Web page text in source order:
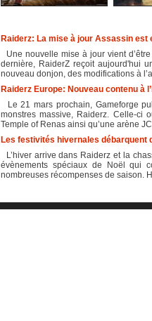
Raiderz: La mise à jour Assassin est
Une nouvelle mise à jour vient
dernière, RaiderZ reçoit aujourd'hui
nouveau donjon, des modifications à
Raiderz Europe: Nouveau contenu à
Le 21 mars prochain, Gameforge
monstres massive, Raiderz. Celle-ci
Temple of Renas ainsi qu’une arène
Les festivités hivernales débarquent
L’hiver arrive dans Raiderz et la
évènements spéciaux de Noël qui
nombreuses récompenses de saison.